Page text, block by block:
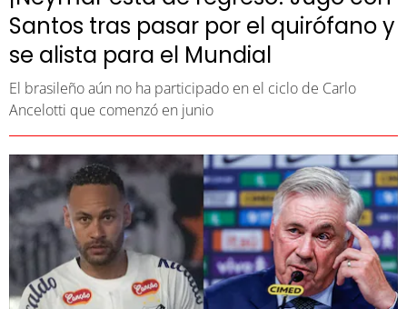
Santos tras pasar por el quirófano y
se alista para el Mundial
El brasileño aún no ha participado en el ciclo de Carlo
Ancelotti que comenzó en junio